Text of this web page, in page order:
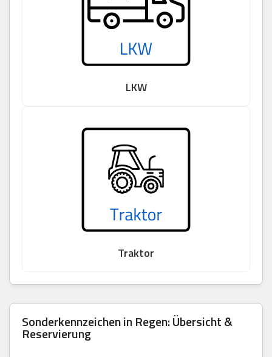
LKW
Traktor
Sonderkennzeichen in Regen: Übersicht &
Reservierung